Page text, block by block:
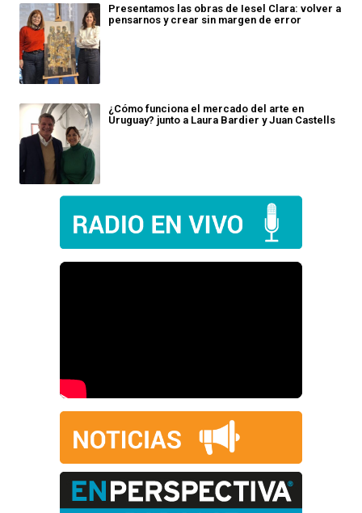
Presentamos las obras de Iesel Clara: volver a
pensarnos y crear sin margen de error
¿Cómo funciona el mercado del arte en
Uruguay? junto a Laura Bardier y Juan Castells